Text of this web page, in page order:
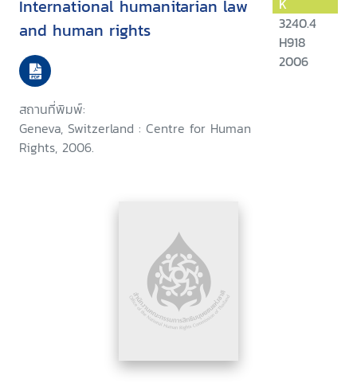
International humanitarian law
and human rights
สถานที่พิมพ์:
Geneva, Switzerland : Centre for Human
Rights, 2006.
K
3240.4
H918
2006